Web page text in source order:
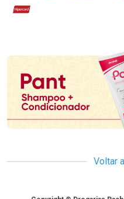
Hipercard
Promoção em
Voltar